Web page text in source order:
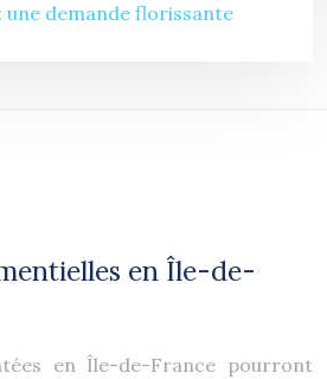
une demande florissante
en Île-de-
en Île-de-France pourront